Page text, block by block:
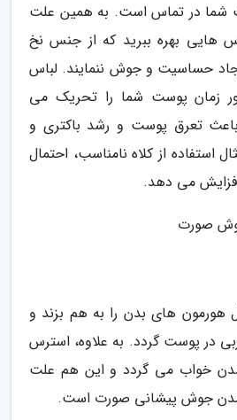
شما در تماس است. به همین علت
هایی بهره ببرید که از جنس نخ
حساسیت و جوش ننمایند. لباس
زمان پوست شما را تحریک می
باعث تعرق پوست و رشد باکتری و
استفاده از کلاه نامناسب، احتمال
می دهد.
صورت
هورمون های بدن را به هم بزند و
در پوست گردد. به علاوه، استرس
شدن خواب می گردد و این هم علت
جوش پیشانی صورت است.